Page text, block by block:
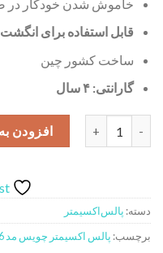
خاموش شدن خودکار در
قابل استفاده برای
ساخت کشور چین
گارانتی: ۴ سال
پالس اکسیمتر چویس مد مدل CN356 عدد
افزودن
دسته: پالس‌اکسیمتر
برچسب: پالس اکسیمتر چویس مد CN356